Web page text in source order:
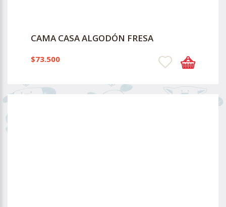
CAMA CASA ALGODÓN FRESA
$73.500